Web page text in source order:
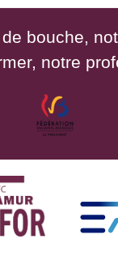
bouche,
notre